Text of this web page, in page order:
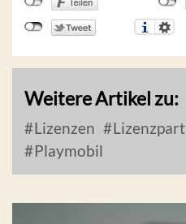
Weitere Artikel zu:
Lizenzen
Playmobil